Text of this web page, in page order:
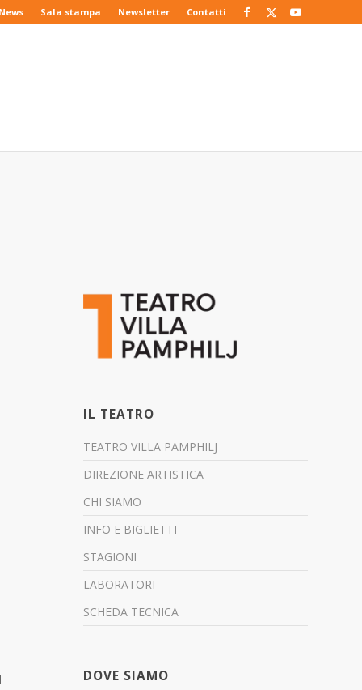
Sala stampa Newsletter Contatti
IL TEATRO
TEATRO VILLA PAMPHILJ
DIREZIONE ARTISTICA
CHI SIAMO
INFO E BIGLIETTI
STAGIONI
LABORATORI
SCHEDA TECNICA
DOVE SIAMO